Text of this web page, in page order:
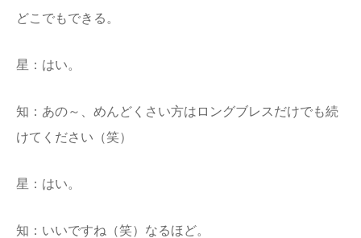
どこでもできる。
星：はい。
知：あの～、めんどくさい方はロングブレスだけでも続
けてください（笑）
星：はい。
知：いいですね（笑）なるほど。